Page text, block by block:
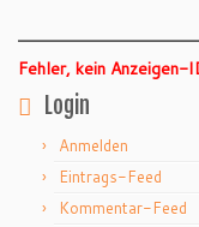
Fehler, kein
Login
Anmelden
Eintrags-Feed
Kommentar-Feed